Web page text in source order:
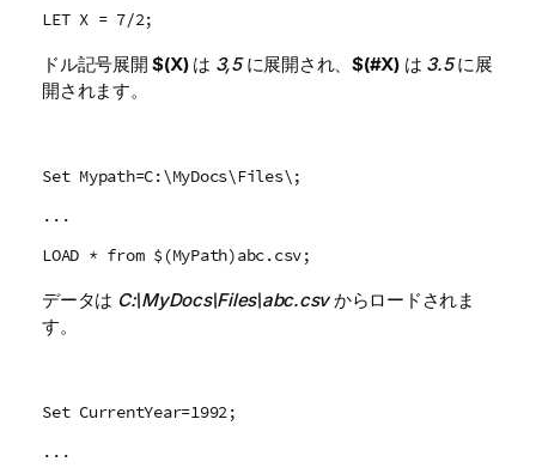
LET X = 7/2;
ドル記号展開$(X)は 3,5に展開され、 $(#X)は 3.5に展
開されます。
Set Mypath=C:\MyDocs\Files\;
...
LOAD * from $(MyPath)abc.csv;
データは C:\MyDocs\Files\abc.csvからロードされま
す。
Set CurrentYear=1992;
...